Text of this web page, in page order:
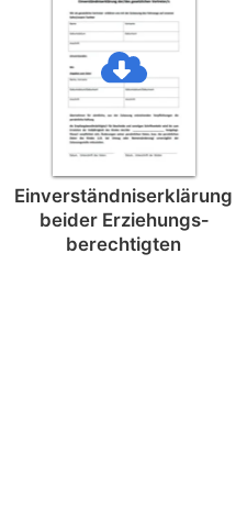
Einverständnis­erklärung
beider Erziehungs­
berechtigten